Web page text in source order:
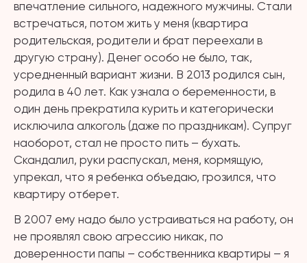
впечатление сильного, надежного мужчины. Стали
встречаться, потом жить у меня (квартира
родительская, родители и брат переехали в
другую страну). Денег особо не было, так,
усредненный вариант жизни. В 2013 родился сын,
родила в 40 лет. Как узнала о беременности, в
один день прекратила курить и категорически
исключила алкоголь (даже по праздникам). Супруг
наоборот, стал не просто пить – бухать.
Скандалил, руки распускал, меня, кормящую,
упрекал, что я ребенка объедаю, грозился, что
квартиру отберет.
В 2007 ему надо было устраиваться на работу, он
не проявлял свою агрессию никак, по
доверенности папы – собственника квартиры – я